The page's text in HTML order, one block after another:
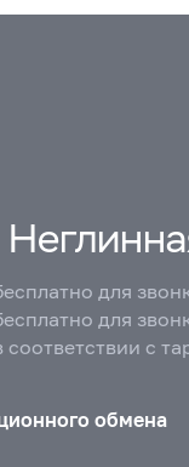
для
для
соответствии с
обмена